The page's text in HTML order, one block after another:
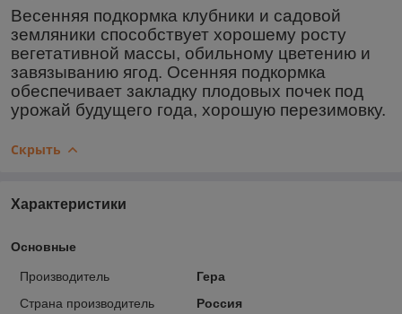
Весенняя подкормка клубники и садовой
земляники способствует хорошему росту
вегетативной массы, обильному цветению и
завязыванию ягод. Осенняя подкормка
обеспечивает закладку плодовых почек под
урожай будущего года, хорошую перезимовку.
Скрыть
Характеристики
Основные
Производитель
Гера
Страна производитель
Россия